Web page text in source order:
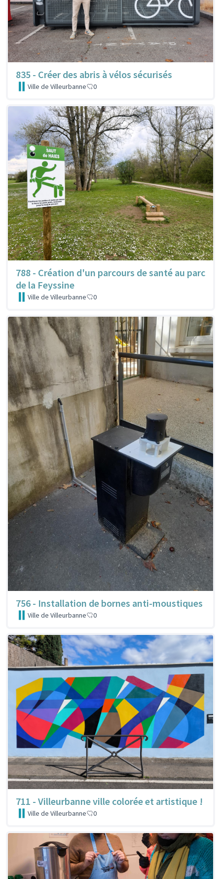
835 - Créer des abris à vélos sécurisés
Ville de Villeurbanne 0
788 - Création d'un parcours de santé au parc
de la Feyssine
Ville de Villeurbanne 0
756 - Installation de bornes anti-moustiques
Ville de Villeurbanne 0
711 - Villeurbanne ville colorée et artistique !
Ville de Villeurbanne 0